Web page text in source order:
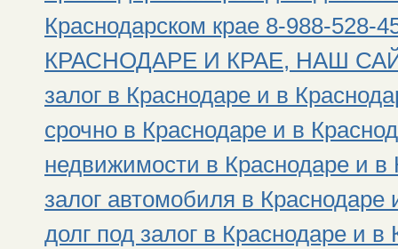
Краснодарском крае 8-988-
КРАСНОДАРЕ И КРАЕ, НАШ
залог в Краснодаре и в
срочно в Краснодаре и в
недвижимости в Краснодаре и в
залог автомобиля в Краснодаре
долг под залог в Краснодаре и